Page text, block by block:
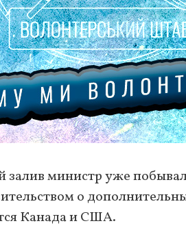
залив министр уже
о
Канада и США.